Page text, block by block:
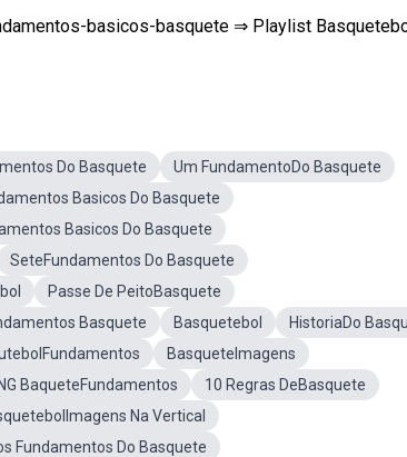
basicos-basquete ⇒ Playlist
Do Basquete
Um FundamentoDo Basquete
Basicos Do Basquete
Basicos Do Basquete
SeteFundamentos Do Basquete
Passe De PeitoBasquete
Basquete Basquetebol
HistoriaDo
BasqueteImagens
BaqueteFundamentos
10 Regras DeBasquete
Na Vertical
Fundamentos Do Basquete